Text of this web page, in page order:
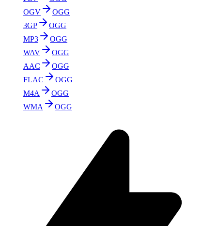
OGV
OGG
3GP
OGG
MP3
OGG
WAV
OGG
AAC
OGG
FLAC
OGG
M4A
OGG
WMA
OGG